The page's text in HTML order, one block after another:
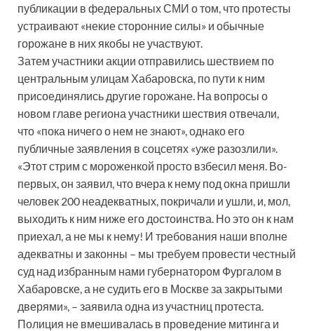
публикации в федеральных СМИ о том, что протесты
устраивают «некие сторонние силы» и обычные
горожане в них якобы не участвуют.
Затем участники акции отправились шествием по
центральным улицам Хабаровска, по пути к ним
присоединялись другие горожане. На вопросы о
новом главе региона участники шествия отвечали,
что «пока ничего о нем не знают», однако его
публичные заявления в соцсетях «уже разозлили».
«Этот стрим с мороженкой просто взбесил меня. Во-
первых, он заявил, что вчера к нему под окна пришли
человек 200 неадекватных, покричали и ушли, и, мол,
выходить к ним ниже его достоинства. Но это он к нам
приехал, а не мы к нему! И требования наши вполне
адекватны и законны – мы требуем провести честный
суд над избранным нами губернатором Фургалом в
Хабаровске, а не судить его в Москве за закрытыми
дверями», – заявила одна из участниц протеста.
Полиция не вмешивалась в проведение митинга и